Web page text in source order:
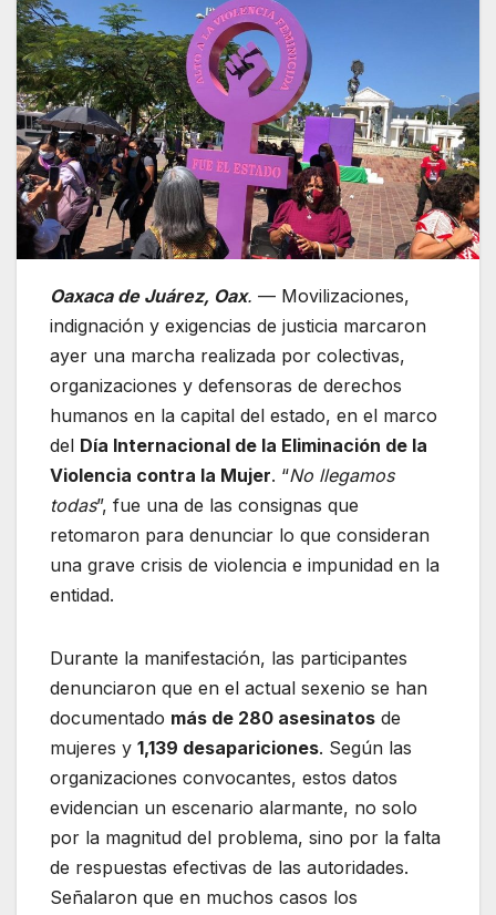
Oaxaca de Juárez, Oax. — Movilizaciones,
indignación y exigencias de justicia marcaron
ayer una marcha realizada por colectivas,
organizaciones y defensoras de derechos
humanos en la capital del estado, en el marco
del Día Internacional de la Eliminación de la
Violencia contra la Mujer. “No llegamos
todas”, fue una de las consignas que
retomaron para denunciar lo que consideran
una grave crisis de violencia e impunidad en la
entidad.
Durante la manifestación, las participantes
denunciaron que en el actual sexenio se han
documentado más de 280 asesinatos de
mujeres y 1,139 desapariciones. Según las
organizaciones convocantes, estos datos
evidencian un escenario alarmante, no solo
por la magnitud del problema, sino por la falta
de respuestas efectivas de las autoridades.
Señalaron que en muchos casos los